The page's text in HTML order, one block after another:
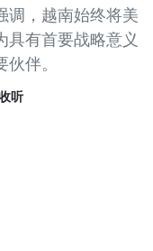
调，越南始终将美
具有首要战略意义
伴。
听